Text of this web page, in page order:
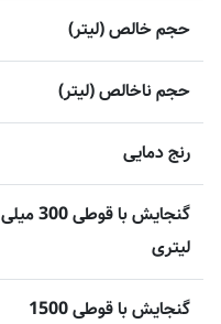
حجم خالص (لیتر)
حجم ناخالص (لیتر)
رنج دمایی
گنجایش با قوطی 300 میلی
لیتری
گنجایش با قوطی 1500